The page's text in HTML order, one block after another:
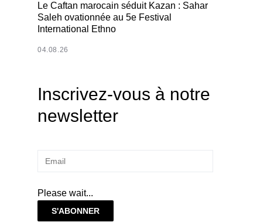
Le Caftan marocain séduit Kazan : Sahar
Saleh ovationnée au 5e Festival
International Ethno
04.08.26
Inscrivez-vous à notre
newsletter
Please wait...
S'ABONNER